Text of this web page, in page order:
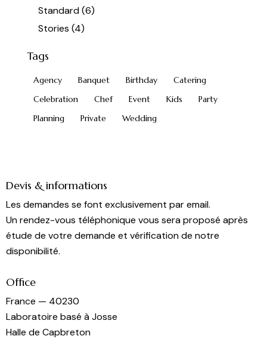
Standard(6)
Stories (4)
Tags
Agency Banquet Birthday
Catering
Celebration
Chef Event Kids
Party
Planning
Private Wedding
Devis & informations
Les demandes se font exclusivement par email.
Un rendez-vous téléphonique vous sera proposé après
étude de votre demande et vérification de notre
disponibilité.
Office
France — 40230
Laboratoire basé à Josse
Halle de Capbreton